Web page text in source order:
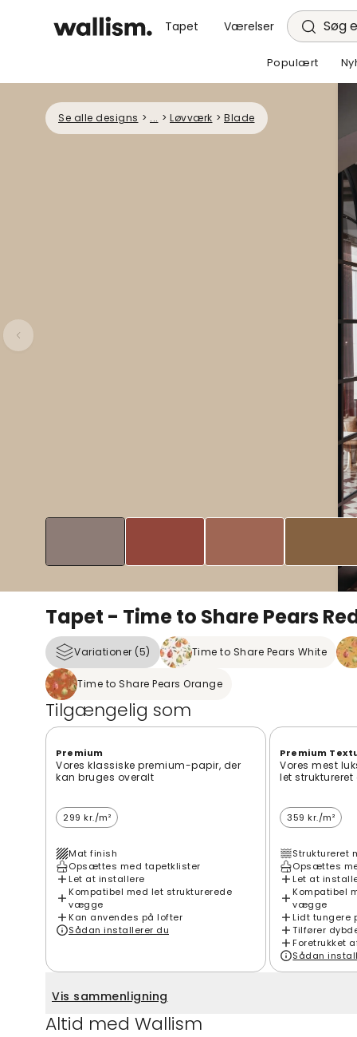
Tapet Værelser Søg
Populært
Se alle designs > ... > Løvværk > Blade
Tapet - Time to Share Pears
Variationer (5) Time to Share Pears White
Time to Share Pears Orange
Tilgængelig som
Premium
Vores klassiske premium-papir, der
kan bruges overalt
299 kr./m²
Mat finish
Opsættes med tapetklister
Let at installere
Kompatibel med let strukturerede
vægge
Kan anvendes på lofter
Sådan installerer du
Premium
Vores mest
let
359 kr./m²
Struktureret
Opsættes
Let at
Kompatibel
vægge
Lidt tungere
Tilfører
Foretrukket
Sådan
Vis sammenligning
Altid med Wallism